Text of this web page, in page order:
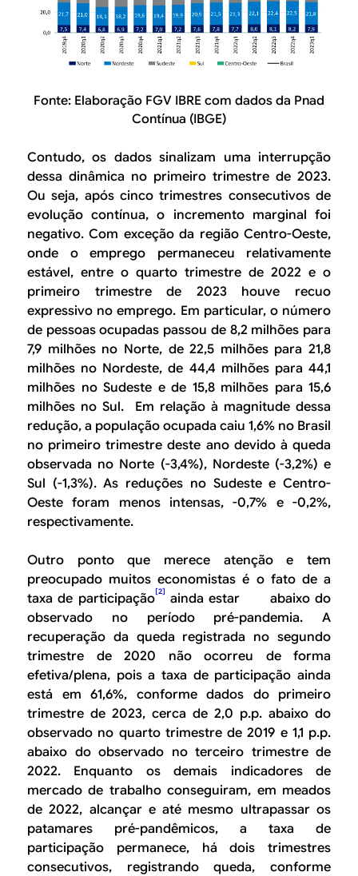
Fonte: Elaboração FGV IBRE com dados da Pnad
Contínua (IBGE)
Contudo, os dados sinalizam uma interrupção
dessa dinâmica no primeiro trimestre de 2023.
Ou seja, após cinco trimestres consecutivos de
evolução contínua, o incremento marginal foi
negativo. Com exceção da região Centro-Oeste,
onde o emprego permaneceu relativamente
estável, entre o quarto trimestre de 2022 e o
primeiro trimestre de 2023 houve recuo
expressivo no emprego. Em particular, o número
de pessoas ocupadas passou de 8,2 milhões para
7,9 milhões no Norte, de 22,5 milhões para 21,8
milhões no Nordeste, de 44,4 milhões para 44,1
milhões no Sudeste e de 15,8 milhões para 15,6
milhões no Sul. Em relação à magnitude dessa
redução, a população ocupada caiu 1,6% no Brasil
no primeiro trimestre deste ano devido à queda
observada no Norte (-3,4%), Nordeste (-3,2%) e
Sul (-1,3%). As reduções no Sudeste e Centro-
Oeste foram menos intensas, -0,7% e -0,2%,
respectivamente.
Outro ponto que merece atenção e tem
preocupado muitos economistas é o fato de a
taxa de participação[2] ainda estar abaixo do
observado no período pré-pandemia. A
recuperação da queda registrada no segundo
trimestre de 2020 não ocorreu de forma
efetiva/plena, pois a taxa de participação ainda
está em 61,6%, conforme dados do primeiro
trimestre de 2023, cerca de 2,0 p.p. abaixo do
observado no quarto trimestre de 2019 e 1,1 p.p.
abaixo do observado no terceiro trimestre de
2022. Enquanto os demais indicadores de
mercado de trabalho conseguiram, em meados
de 2022, alcançar e até mesmo ultrapassar os
patamares pré-pandêmicos, a taxa de
participação permanece, há dois trimestres
consecutivos, registrando queda, conforme